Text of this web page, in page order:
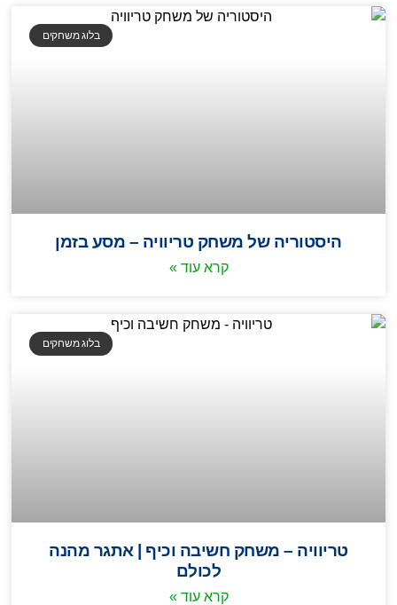
בלוג משחקים
היסטוריה של משחק טריוויה – מסע בזמן
קרא עוד »
בלוג משחקים
טריוויה – משחק חשיבה וכיף | אתגר מהנה
לכולם
קרא עוד »